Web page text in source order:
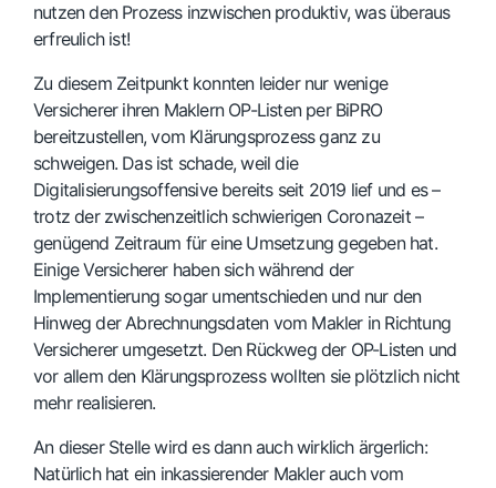
nutzen den Prozess inzwischen produktiv, was überaus
erfreulich ist!
Zu diesem Zeitpunkt konnten leider nur wenige
Versicherer ihren Maklern OP-Listen per BiPRO
bereitzustellen, vom Klärungsprozess ganz zu
schweigen. Das ist schade, weil die
Digitalisierungsoffensive bereits seit 2019 lief und es –
trotz der zwischenzeitlich schwierigen Coronazeit –
genügend Zeitraum für eine Umsetzung gegeben hat.
Einige Versicherer haben sich während der
Implementierung sogar umentschieden und nur den
Hinweg der Abrechnungsdaten vom Makler in Richtung
Versicherer umgesetzt. Den Rückweg der OP-Listen und
vor allem den Klärungsprozess wollten sie plötzlich nicht
mehr realisieren.
An dieser Stelle wird es dann auch wirklich ärgerlich:
Natürlich hat ein inkassierender Makler auch vom